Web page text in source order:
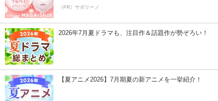
（PR）サボリーノ
2026年7月夏ドラマも、注目作＆話題作が勢ぞろい！
【夏アニメ2026】7月期夏の新アニメを一挙紹介！